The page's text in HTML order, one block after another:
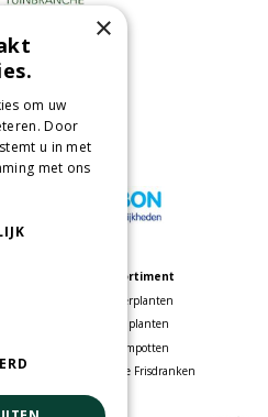
Assortiment
Kamerplanten
Tuinplanten
Bloempotten
Voordelige Frisdranken
×
om uw
Door
u in met
met ons